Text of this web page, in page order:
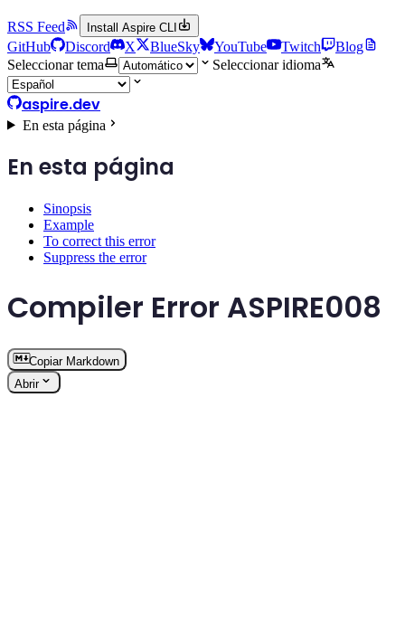
RSS Feed Install Aspire CLI
GitHub Discord X BlueSky YouTube Twitch
Blog
Seleccionar tema
Seleccionar idioma
aspire.dev
En esta página
En esta página
Sinopsis
Example
To correct this error
Suppress the error
Compiler Error ASPIRE008
Copiar Markdown
Abrir